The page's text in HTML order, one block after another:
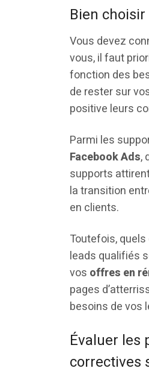
Bien
Vous devez
vous, il faut
fonction des
de rester sur
positive leurs
Parmi les
Facebook Ads,
supports
la transition
en clients.
Toutefois,
leads qualifiés
vos offres en
pages
besoins de vos
Évaluer les
correctives